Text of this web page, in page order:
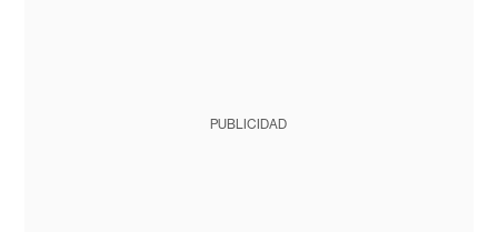
PUBLICIDAD